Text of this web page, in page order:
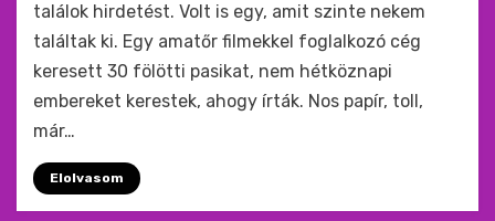
találok hirdetést. Volt is egy, amit szinte nekem
találtak ki. Egy amatőr filmekkel foglalkozó cég
keresett 30 fölötti pasikat, nem hétköznapi
embereket kerestek, ahogy írták. Nos papír, toll,
már…
Elolvasom